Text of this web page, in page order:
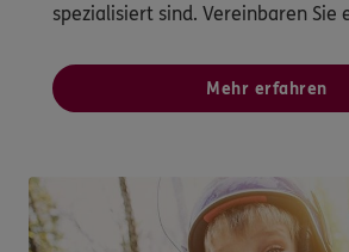
spezialisiert sind. Vereinbaren Sie
Mehr erfahren